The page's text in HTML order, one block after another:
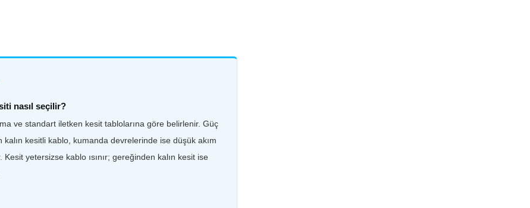
nasıl seçilir?
ve standart iletken kesit tablolarına göre belirlenir. Güç
kesitli kablo, kumanda devrelerinde ise düşük akım
yetersizse kablo ısınır; gereğinden kalın kesit ise